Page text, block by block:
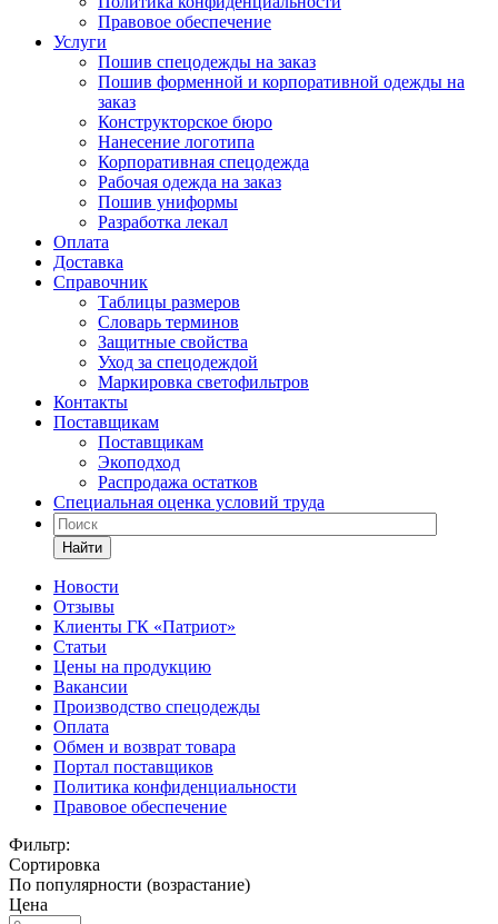
Правовое обеспечение
Услуги
Пошив спецодежды на заказ
Пошив форменной и корпоративной одежды на
заказ
Конструкторское бюро
Нанесение логотипа
Корпоративная спецодежда
Рабочая одежда на заказ
Пошив униформы
Разработка лекал
Оплата
Доставка
Справочник
Таблицы размеров
Словарь терминов
Защитные свойства
Уход за спецодеждой
Маркировка светофильтров
Контакты
Поставщикам
Поставщикам
Экоподход
Распродажа остатков
Специальная оценка условий труда
Найти
Новости
Отзывы
Клиенты ГК «Патриот»
Статьи
Цены на продукцию
Вакансии
Производство спецодежды
Оплата
Обмен и возврат товара
Портал поставщиков
Политика конфиденциальности
Правовое обеспечение
Фильтр:
Сортировка
По популярности (возрастание)
Цена